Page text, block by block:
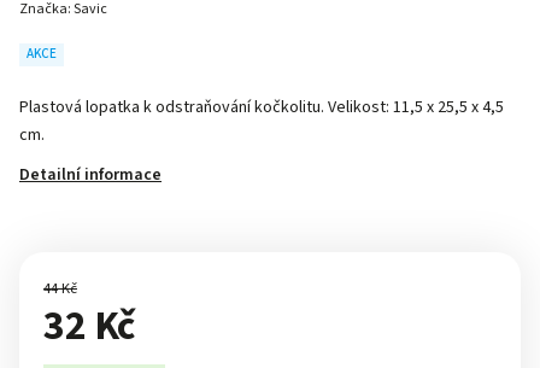
Plastová lopatka k odstraňování kočkolitu. Velikost: 11,5 x 25,5 x 4,5
cm.
Detailní informace
AKCE
Značka:Savic
44 Kč
32 Kč